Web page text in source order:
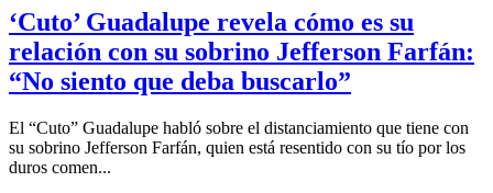
‘Cuto’ Guadalupe revela cómo es su
relación con su sobrino Jefferson Farfán:
“No siento que deba buscarlo”
El “Cuto” Guadalupe habló sobre el distanciamiento que tiene con
su sobrino Jefferson Farfán, quien está resentido con su tío por los
duros comen...